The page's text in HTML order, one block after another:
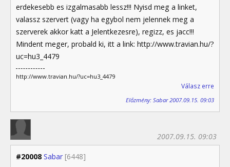
erdekesebb es izgalmasabb lessz!!! Nyisd meg a linket,
valassz szervert (vagy ha egybol nem jelennek meg a
szerverek akkor katt a Jelentkezesre), regizz, es jacc!!!
Mindent meger, probald ki, itt a link: http://www.travian.hu/?
uc=hu3_4479
http://www.travian.hu/?uc=hu3_4479
Válasz erre
Előzmény: Sabar 2007.09.15. 09:03
#20008 Sabar [6448]
2007.09.15. 09:03